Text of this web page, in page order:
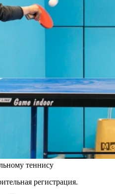
теннису
регистрация.